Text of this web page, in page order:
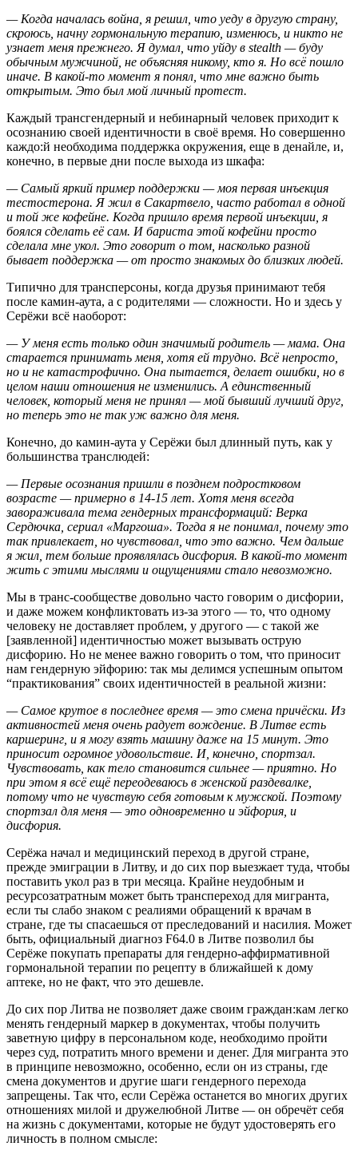
— Когда началась война, я решил, что уеду в другую страну,
скроюсь, начну гормональную терапию, изменюсь, и никто не
узнает меня прежнего. Я думал, что уйду в stealth — буду
обычным мужчиной, не объясняя никому, кто я. Но всё пошло
иначе. В какой-то момент я понял, что мне важно быть
открытым. Это был мой личный протест.
Каждый трансгендерный и небинарный человек приходит к
осознанию своей идентичности в своё время. Но совершенно
каждо:й необходима поддержка окружения, еще в денайле, и,
конечно, в первые дни после выхода из шкафа:
— Самый яркий пример поддержки — моя первая инъекция
тестостерона. Я жил в Сакартвело, часто работал в одной
и той же кофейне. Когда пришло время первой инъекции, я
боялся сделать её сам. И бариста этой кофейни просто
сделала мне укол. Это говорит о том, насколько разной
бывает поддержка — от просто знакомых до близких людей.
Типично для трансперсоны, когда друзья принимают тебя
после камин-аута, а с родителями — сложности. Но и здесь у
Серёжи всё наоборот:
— У меня есть только один значимый родитель — мама. Она
старается принимать меня, хотя ей трудно. Всё непросто,
но и не катастрофично. Она пытается, делает ошибки, но в
целом наши отношения не изменились. А единственный
человек, который меня не принял — мой бывший лучший друг,
но теперь это не так уж важно для меня.
Конечно, до камин-аута у Серёжи был длинный путь, как у
большинства транслюдей:
— Первые осознания пришли в позднем подростковом
возрасте — примерно в 14-15 лет. Хотя меня всегда
завораживала тема гендерных трансформаций: Верка
Сердючка, сериал «Маргоша». Тогда я не понимал, почему это
так привлекает, но чувствовал, что это важно. Чем дальше
я жил, тем больше проявлялась дисфория. В какой-то момент
жить с этими мыслями и ощущениями стало невозможно.
Мы в транс-сообществе довольно часто говорим о дисфории,
и даже можем конфликтовать из-за этого — то, что одному
человеку не доставляет проблем, у другого — с такой же
[заявленной] идентичностью может вызывать острую
дисфорию. Но не менее важно говорить о том, что приносит
нам гендерную эйфорию: так мы делимся успешным опытом
“практикования” своих идентичностей в реальной жизни:
— Самое крутое в последнее время — это смена причёски. Из
активностей меня очень радует вождение. В Литве есть
каршеринг, и я могу взять машину даже на 15 минут. Это
приносит огромное удовольствие. И, конечно, спортзал.
Чувствовать, как тело становится сильнее — приятно. Но
при этом я всё ещё переодеваюсь в женской раздевалке,
потому что не чувствую себя готовым к мужской. Поэтому
спортзал для меня — это одновременно и эйфория, и
дисфория.
Серёжа начал и медицинский переход в другой стране,
прежде эмиграции в Литву, и до сих пор выезжает туда, чтобы
поставить укол раз в три месяца. Крайне неудобным и
ресурсозатратным может быть транспереход для мигранта,
если ты слабо знаком с реалиями обращений к врачам в
стране, где ты спасаешься от преследований и насилия. Может
быть, официальный диагноз F64.0 в Литве позволил бы
Серёже покупать препараты для гендерно-аффирмативной
гормональной терапии по рецепту в ближайшей к дому
аптеке, но не факт, что это дешевле.
До сих пор Литва не позволяет даже своим граждан:кам легко
менять гендерный маркер в документах, чтобы получить
заветную цифру в персональном коде, необходимо пройти
через суд, потратить много времени и денег. Для мигранта это
в принципе невозможно, особенно, если он из страны, где
смена документов и другие шаги гендерного перехода
запрещены. Так что, если Серёжа останется во многих других
отношениях милой и дружелюбной Литве — он обречёт себя
на жизнь с документами, которые не будут удостоверять его
личность в полном смысле: